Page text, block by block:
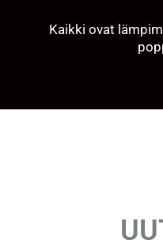
Kaikki ovat